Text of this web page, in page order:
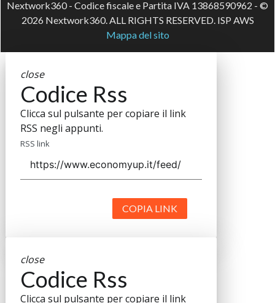
Nextwork360 - Codice fiscale e Partita IVA 13868590962 - ©
2026 Nextwork360. ALL RIGHTS RESERVED. ISP AWS
Mappa del sito
close
Codice Rss
Clicca sul pulsante per copiare il link
RSS negli appunti.
RSS link
COPIA LINK
close
Codice Rss
Clicca sul pulsante per copiare il link